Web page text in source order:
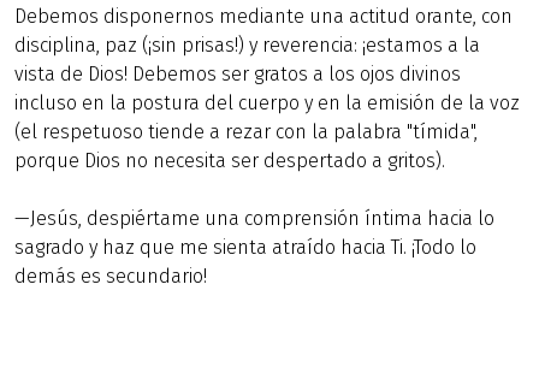
Debemos disponernos mediante una actitud orante, con
disciplina, paz (¡sin prisas!) y reverencia: ¡estamos a la
vista de Dios! Debemos ser gratos a los ojos divinos
incluso en la postura del cuerpo y en la emisión de la voz
(el respetuoso tiende a rezar con la palabra "tímida",
porque Dios no necesita ser despertado a gritos).
—Jesús, despiértame una comprensión íntima hacia lo
sagrado y haz que me sienta atraído hacia Ti. ¡Todo lo
demás es secundario!